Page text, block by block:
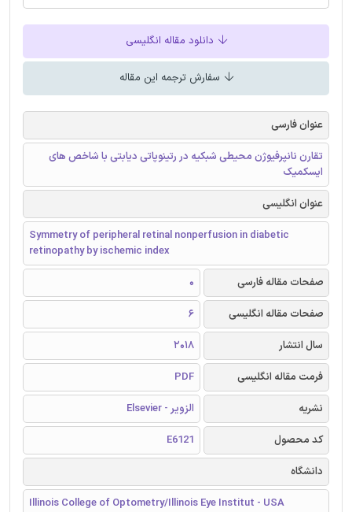
دانلود مقاله انگلیسی
سفارش ترجمه این مقاله
عنوان فارسی
تقارن نانپرفیوژن محیطی شبکیه در رتینوپاتی دیابتی با شاخص های
ایسکمیک
عنوان انگلیسی
Symmetry of peripheral retinal nonperfusion in diabetic
retinopathy by ischemic index
صفحات مقاله فارسی
0
صفحات مقاله انگلیسی
6
سال انتشار
2018
فرمت مقاله انگلیسی
PDF
نشریه
الزویر - Elsevier
کد محصول
E6121
دانشگاه
Illinois College of Optometry/Illinois Eye Institut - USA